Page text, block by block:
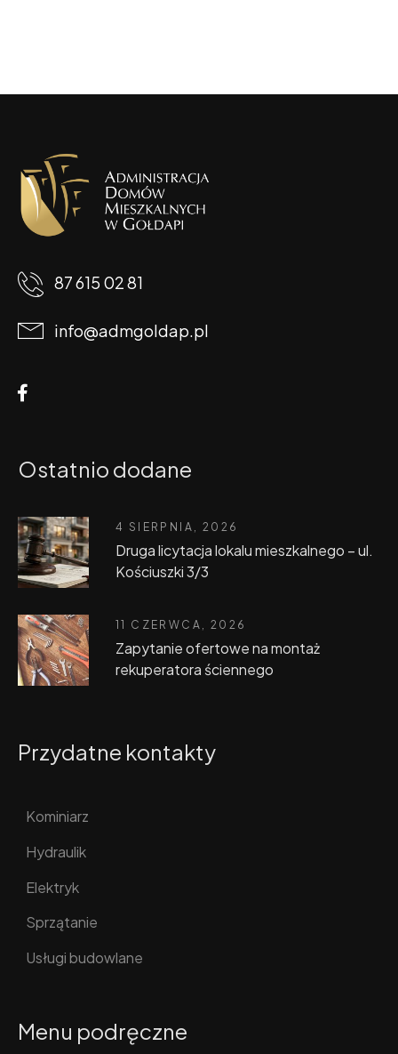
87 615 02 81
info@admgoldap.pl
Ostatnio dodane
4 SIERPNIA, 2026
Druga licytacja lokalu mieszkalnego – ul.
Kościuszki 3/3
11 CZERWCA, 2026
Zapytanie ofertowe na montaż
rekuperatora ściennego
Przydatne kontakty
Kominiarz
Hydraulik
Elektryk
Sprzątanie
Usługi budowlane
Menu podręczne